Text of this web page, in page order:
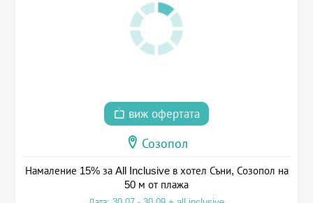
виж офертата
Созопол
Намаление 15% за All Inclusive в хотел Съни, Созопол на
50 м от плажа